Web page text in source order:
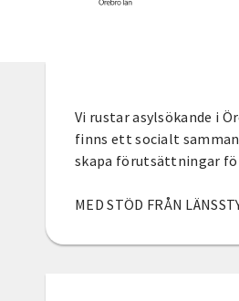
Vi rustar asylsökande i
finns ett socialt
skapa förutsättningar
MED STÖD FRÅN